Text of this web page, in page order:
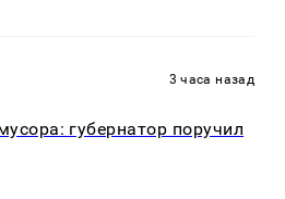
3 часа назад
губернатор поручил